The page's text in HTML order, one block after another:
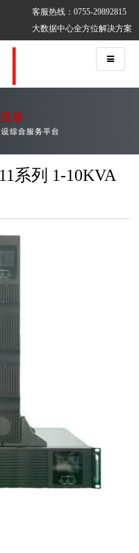
客服热线：0755-29892815
大数据中心全方位解决方案
系列 1-10KVA